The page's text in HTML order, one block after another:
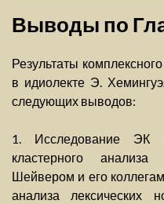
Выводы по
Результаты
в идиолекте Э.
следующих выводов:
1. Исследование ЭК
кластерного
Шейвером и его
анализа лексических